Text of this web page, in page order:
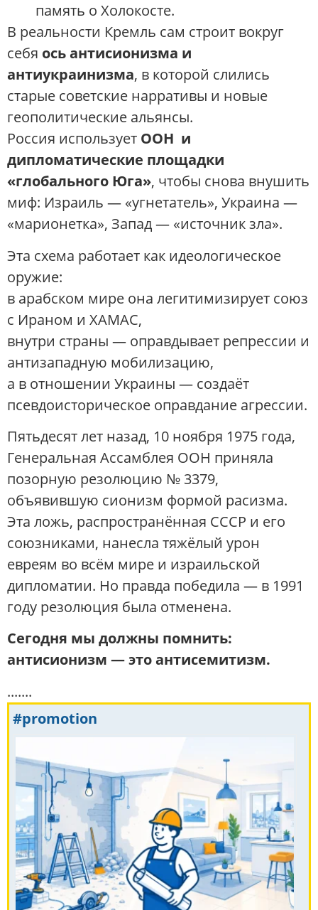
память о Холокосте.
В реальности Кремль сам строит вокруг
себя ось антисионизма и
антиукраинизма, в которой слились
старые советские нарративы и новые
геополитические альянсы.
Россия использует ООН и
дипломатические площадки
«глобального Юга», чтобы снова внушить
миф: Израиль — «угнетатель», Украина —
«марионетка», Запад — «источник зла».
Эта схема работает как идеологическое
оружие:
в арабском мире она легитимизирует союз
с Ираном и ХАМАС,
внутри страны — оправдывает репрессии и
антизападную мобилизацию,
а в отношении Украины — создаёт
псевдоисторическое оправдание агрессии.
Пятьдесят лет назад, 10 ноября 1975 года,
Генеральная Ассамблея ООН приняла
позорную резолюцию № 3379,
объявившую сионизм формой расизма.
Эта ложь, распространённая СССР и его
союзниками, нанесла тяжёлый урон
евреям во всём мире и израильской
дипломатии. Но правда победила — в 1991
году резолюция была отменена.
Сегодня мы должны помнить:
антисионизм — это антисемитизм.
.......
#promotion